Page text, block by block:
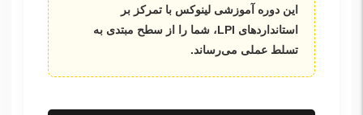
این دوره آموزشی لینوکس با تمرکز بر
استانداردهای LPI، شما را از سطح مبتدی به
تسلط عملی می‌رساند.